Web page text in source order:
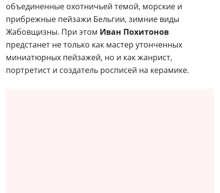
объединенные охотничьей темой, морские и
прибрежные пейзажи Бельгии, зимние виды
Жабовщизны. При этом Иван Похитонов
предстанет не только как мастер утонченных
миниатюрных пейзажей, но и как жанрист,
портретист и создатель росписей на керамике.